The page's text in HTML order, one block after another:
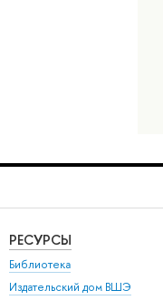
РЕСУРСЫ
Библиотека
Издательский дом ВШЭ